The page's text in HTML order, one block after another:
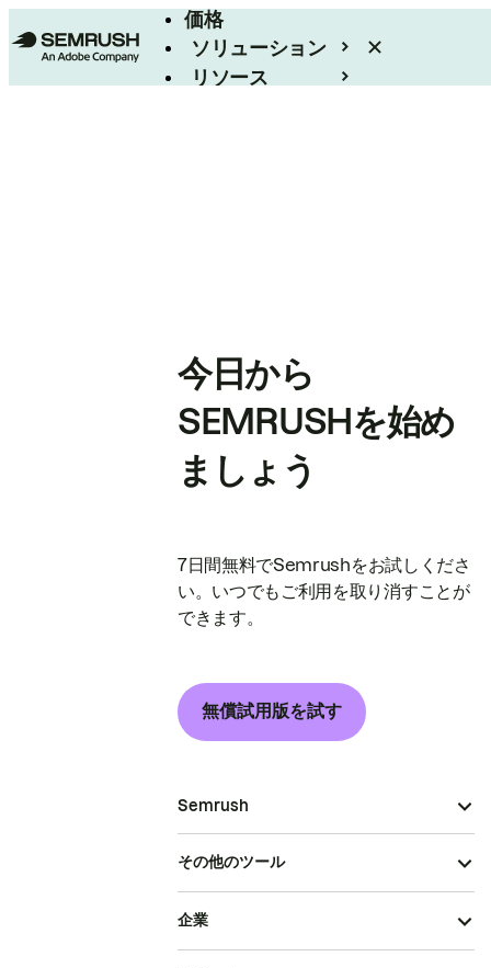
価格
ソリューション
リソース
今日から
SEMRUSHを始め
ましょう
7日間無料でSemrushをお試しくださ
い。いつでもご利用を取り消すことが
できます。
無償試用版を試す
Semrush
その他のツール
企業